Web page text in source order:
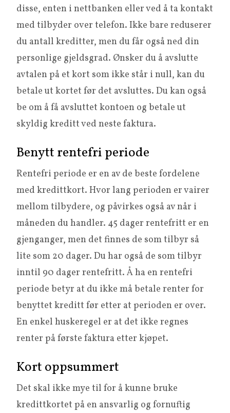
disse, enten i nettbanken eller ved å ta kontakt
med tilbyder over telefon. Ikke bare reduserer
du antall kreditter, men du får også ned din
personlige gjeldsgrad. Ønsker du å avslutte
avtalen på et kort som ikke står i null, kan du
betale ut kortet før det avsluttes. Du kan også
be om å få avsluttet kontoen og betale ut
skyldig kreditt ved neste faktura.
Benytt rentefri periode
Rentefri periode er en av de beste fordelene
med kredittkort. Hvor lang perioden er vairer
mellom tilbydere, og påvirkes også av når i
måneden du handler. 45 dager rentefritt er en
gjenganger, men det finnes de som tilbyr så
lite som 20 dager. Du har også de som tilbyr
inntil 90 dager rentefritt. Å ha en rentefri
periode betyr at du ikke må betale renter for
benyttet kreditt før etter at perioden er over.
En enkel huskeregel er at det ikke regnes
renter på første faktura etter kjøpet.
Kort oppsummert
Det skal ikke mye til for å kunne bruke
kredittkortet på en ansvarlig og fornuftig